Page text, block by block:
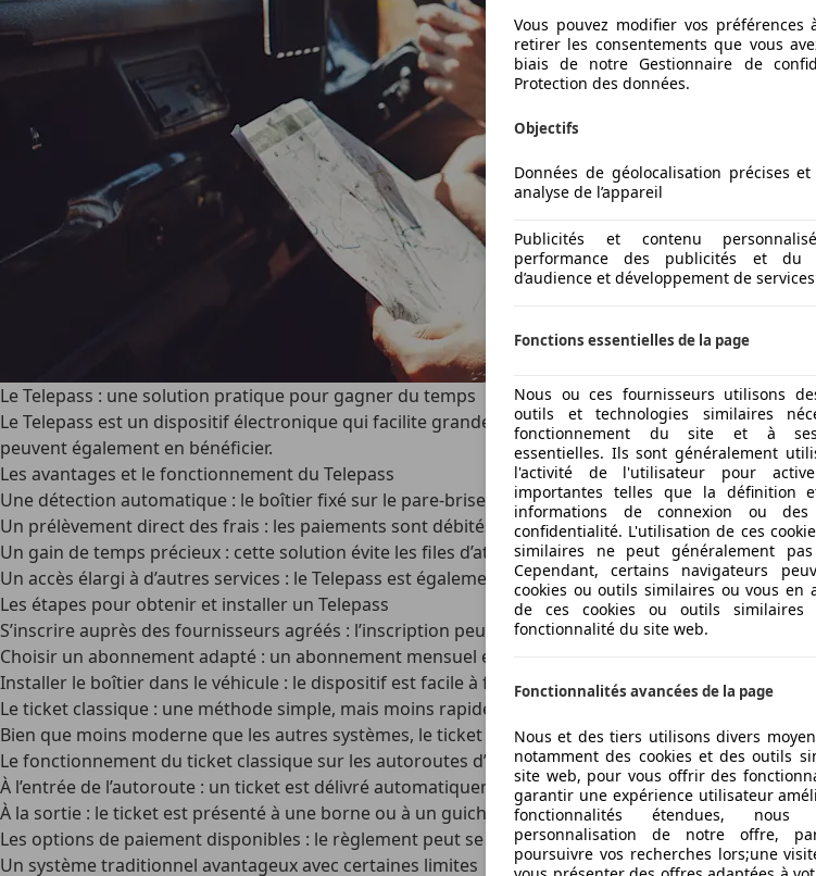
Vous pouvez modifier vos
retirer les consentements que vous
biais de notre Gestionnaire de
Protection des données.
Objectifs
Données de géolocalisation précises
analyse de l’appareil
Publicités et contenu
performance des publicités et du
d’audience et développement de services
Fonctions essentielles de la page
Nous ou ces fournisseurs utilisons
outils et technologies similaires
fonctionnement du site et à ses
essentielles. Ils sont généralement
l'activité de l'utilisateur pour
importantes telles que la définition
informations de connexion ou des
confidentialité. L'utilisation de ces
similaires ne peut généralement
Cependant, certains navigateurs
cookies ou outils similaires ou vous en
de ces cookies ou outils
fonctionnalité du site web.
Fonctionnalités avancées de la page
Nous et des tiers utilisons divers
notamment des cookies et des outils
site web, pour vous offrir des
garantir une expérience utilisateur
fonctionnalités étendues, nous
personnalisation de notre offre,
poursuivre vos recherches lors;une
Le Telepass : une solution pratique pour gagner du temps
Le Telepass est un dispositif électronique qui facilite grandement le passage aux péages en Italie.
peuvent également en bénéficier.
Les avantages et le fonctionnement du Telepass
Une détection automatique : le boîtier fixé sur le pare-brise est détecté à l’approche des
Un prélèvement direct des frais : les paiements sont débités automatiquement sur un compte
Un gain de temps précieux : cette solution évite les files d’attente et permet de voyager plus
Un accès élargi à d’autres services : le Telepass est également valable sur certains parkings et
Les étapes pour obtenir et installer un Telepass
S’inscrire auprès des fournisseurs agréés : l’inscription peut se faire en ligne sur le site officiel ou
Choisir un abonnement adapté : un abonnement mensuel est nécessaire, généralement compris
Installer le boîtier dans le véhicule : le dispositif est facile à fixer sur le pare-brise grâce aux
Le ticket classique : une méthode simple, mais moins rapide
Bien que moins moderne que les autres systèmes, le ticket classique reste une méthode
Le fonctionnement du ticket classique sur les autoroutes d’Italie
À l’entrée de l’autoroute : un ticket est délivré automatiquement au niveau de la borne, indiquant le
À la sortie : le ticket est présenté à une borne ou à un guichet pour calculer la distance parcourue
Les options de paiement disponibles : le règlement peut se faire en espèces, par carte bancaire
Un système traditionnel avantageux avec certaines limites